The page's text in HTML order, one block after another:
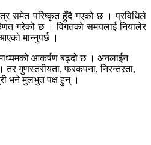
समेत परिष्कृत हुँदै गएको छ । प्रविधिले
गरेको छ । विगतको समयलाई नियालेर
मान्नुपर्छ ।
आकर्षण बढ्दो छ । अनलाईन
गुणस्तरीयता, फरकपना, निरन्तरता,
भने मुलभुत पक्ष हुन् ।